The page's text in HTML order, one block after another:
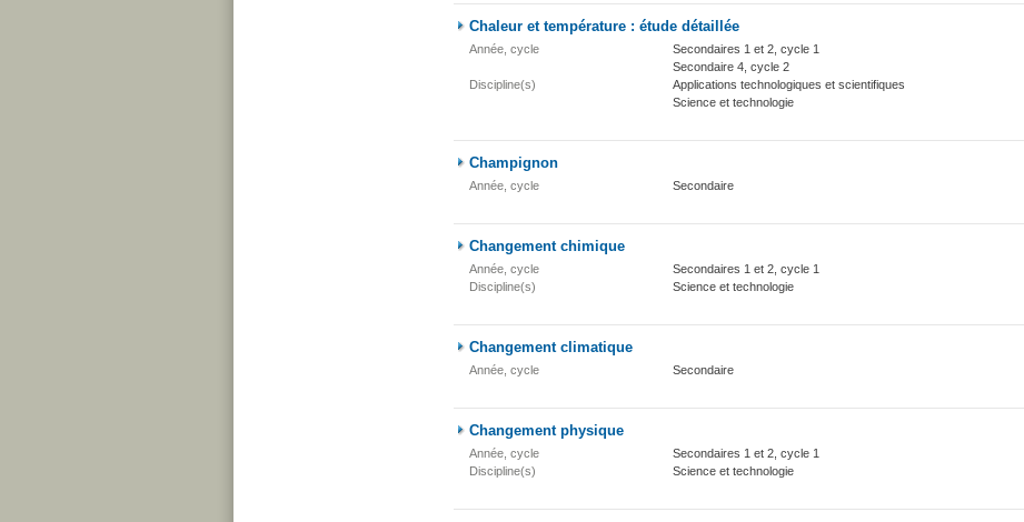
Chaleur et température : étude détaillée
Année, cycle
Secondaires 1 et 2, cycle 1
Secondaire 4, cycle 2
Discipline(s)
Applications technologiques et scientifiques
Science et technologie
Champignon
Année, cycle Secondaire
Changement chimique
Année, cycle
Secondaires 1 et 2, cycle 1
Discipline(s)
Science et technologie
Changement climatique
Année, cycle Secondaire
Changement physique
Année, cycle
Secondaires 1 et 2, cycle 1
Discipline(s)
Science et technologie